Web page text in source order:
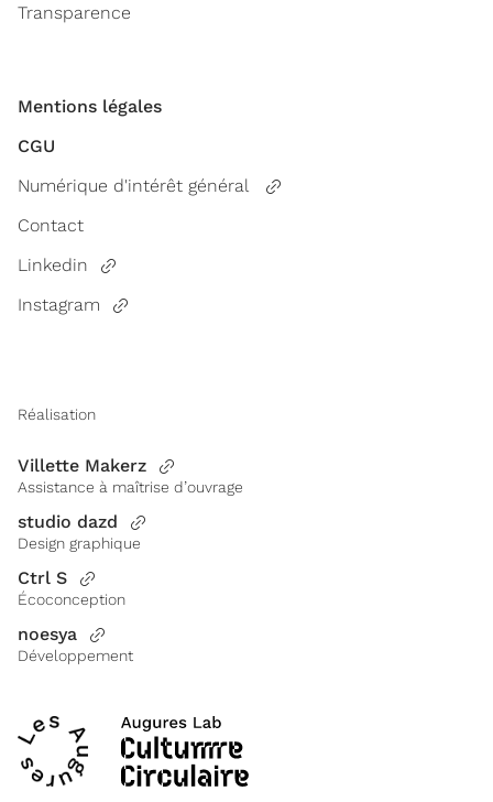
Transparence
Mentions légales
CGU
Numérique d'intérêt général
Contact
Linkedin
Instagram
Réalisation
Villette Makerz
Assistance à maîtrise d’ouvrage
studio dazd
Design graphique
Ctrl S
Écoconception
noesya
Développement